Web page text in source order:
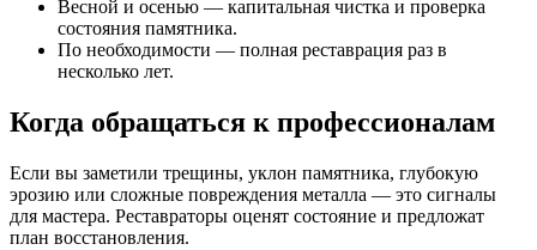
Весной и осенью — капитальная чистка и проверка
состояния памятника.
По необходимости — полная реставрация раз в
несколько лет.
Когда обращаться к профессионалам
Если вы заметили трещины, уклон памятника, глубокую
эрозию или сложные повреждения металла — это сигналы
для мастера. Реставраторы оценят состояние и предложат
план восстановления.